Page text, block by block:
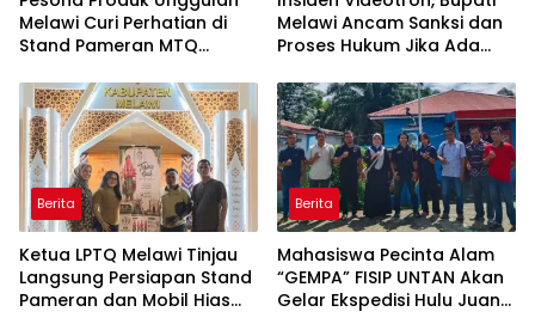
Melawi Curi Perhatian di
Stand Pameran MTQ
Jadi Primadona
Melawi Ancam Sanksi dan
Proses Hukum Jika Ada
Berita
Ketua LPTQ Melawi Tinjau
Langsung Persiapan Stand
Pameran dan Mobil Hias
Berita
Mahasiswa Pecinta Alam
“GEMPA” FISIP UNTAN Akan
Gelar Ekspedisi Hulu Juang